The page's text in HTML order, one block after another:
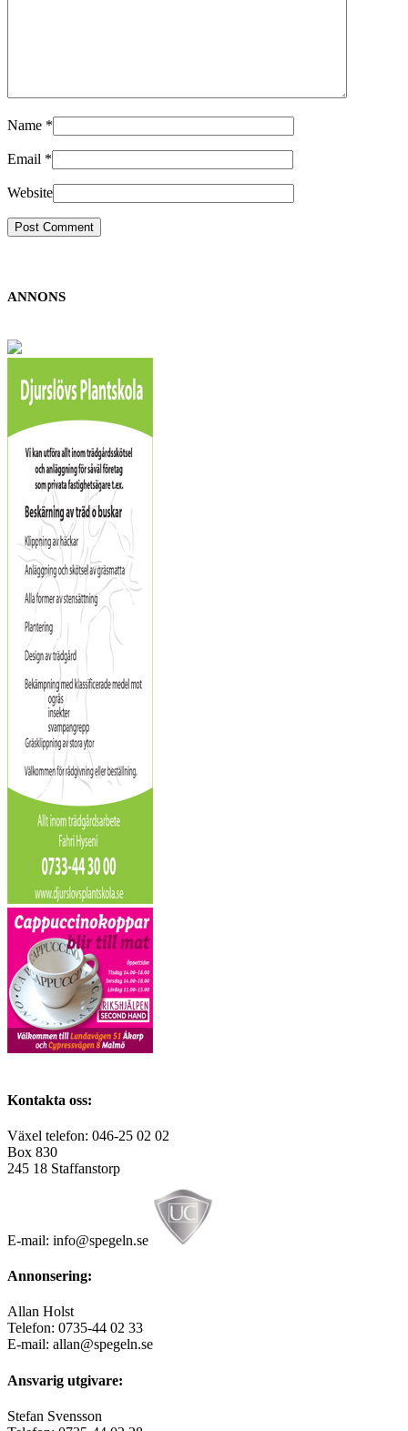
Name *
Email *
Website
ANNONS
Kontakta oss:
Växel telefon: 046-25 02 02
Box 830
245 18 Staffanstorp
E-mail: info@spegeln.se
Annonsering:
Allan Holst
Telefon: 0735-44 02 33
E-mail: allan@spegeln.se
Ansvarig utgivare:
Stefan Svensson